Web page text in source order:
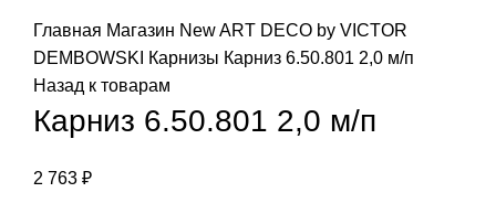
Главная Магазин New ART DECO by VICTOR
DEMBOWSKI
Карнизы Карниз 6.50.801 2,0 м/п
Назад к товарам
Карниз 6.50.801 2,0 м/п
2 763 ₽